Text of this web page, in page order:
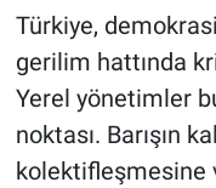
Türkiye,
gerilim hattında
Yerel yönetimler
noktası. Barışın
kolektifleşmesine